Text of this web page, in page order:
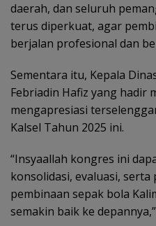
daerah, dan seluruh
terus diperkuat, agar
berjalan profesional dan
‎Sementara itu, Kepala
Febriadin Hafiz yang hadir
mengapresiasi
Kalsel Tahun 2025 ini.
‎“Insyaallah kongres ini
konsolidasi, evaluasi,
pembinaan sepak bola
semakin baik ke